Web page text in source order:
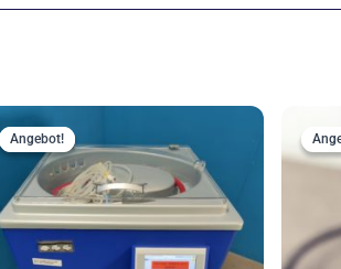
Angebot!
Angebot!
Ursprünglicher
Preis
war:
4.999,00 €
Aktueller
2.999,00 €.